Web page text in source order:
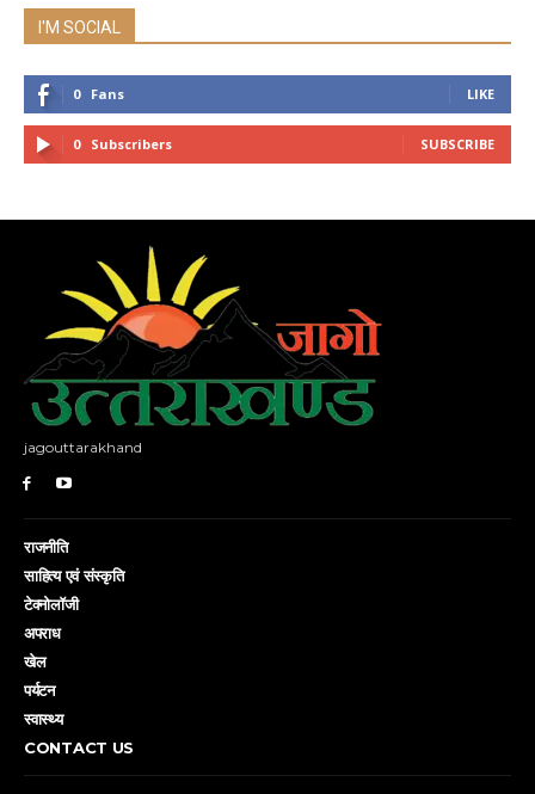
I'M SOCIAL
0 Fans LIKE
0 Subscribers SUBSCRIBE
jagouttarakhand
राजनीति
साहित्य एवं संस्कृति
टेक्नोलॉजी
अपराध
खेल
पर्यटन
स्वास्थ्य
CONTACT US